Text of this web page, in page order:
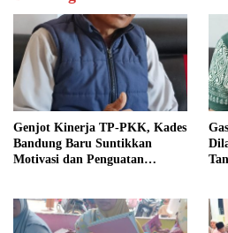
Genjot Kinerja TP-PKK, Kades
Bandung Baru Suntikkan
Motivasi dan Penguatan